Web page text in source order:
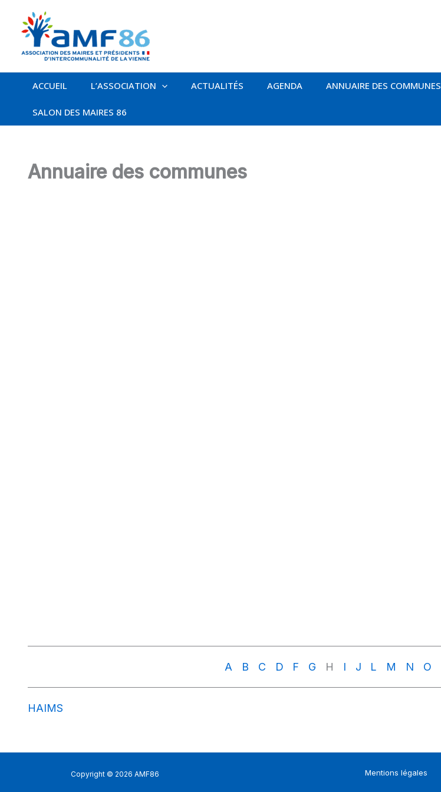
contenu
ACCUEIL L’ASSOCIATION ACTUALITÉS AGENDA ANNUAIRE DES COMMUNES
SALON DES MAIRES 86
Annuaire des communes
A B C D F G H I J L M N O
HAIMS
Copyright © 2026 AMF86 Mentions légales